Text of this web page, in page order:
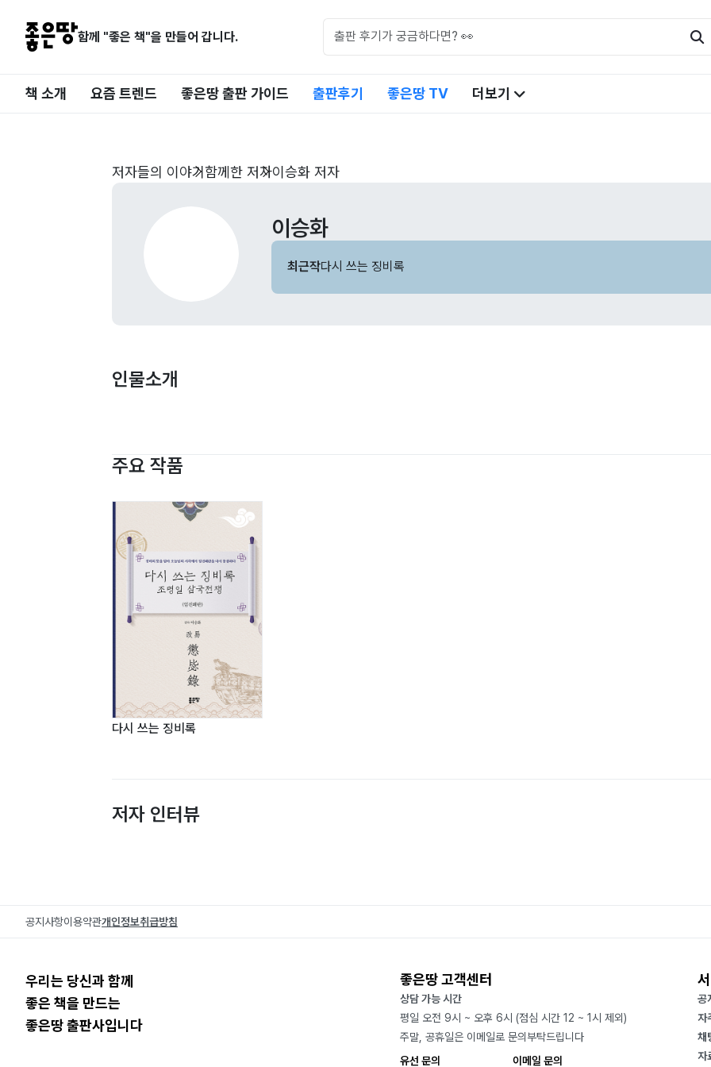
함께 "좋은 책"을 만들어 갑니다.
책 소개 요즘 트렌드 좋은땅 출판 가이드 출판후기 좋은땅 TV 더보기
저자들의 이야기 함께한 저자이승화 저자
이승화
최근작다시 쓰는 징비록
인물소개
주요 작품
다시 쓰는 징비록
저자 인터뷰
공지사항이용약관개인정보취급방침
우리는 당신과 함께
좋은 책을 만드는
좋은땅 출판사입니다
좋은땅 고객센터
상담 가능 시간
평일 오전 9시 ~ 오후 6시 (점심 시간 12 ~ 1시 제외)
주말, 공휴일은 이메일로 문의부탁드립니다
유선 문의
이메일 문의
공
자
채
자